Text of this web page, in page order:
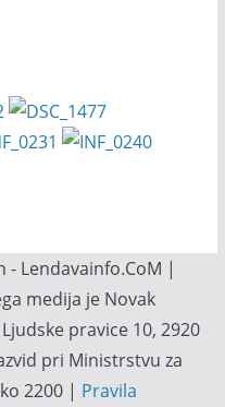
Lendavainfo.CoM |
medija je Novak
pravice 10, 2920
pri Ministrstvu za
2200 | Pravila